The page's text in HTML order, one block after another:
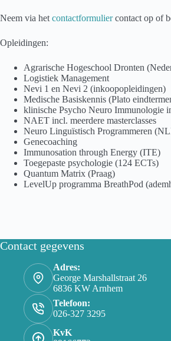
Neem via het contactformuliercontact op of
Opleidingen:
Agrarische Hogeschool Dronten
Logistiek Management
Nevi 1 en Nevi 2 (inkoopopleidingen)
Medische Basiskennis (Plato
klinische Psycho Neuro Immunologie
NAET incl. meerdere masterclasses
Neuro Linguïstisch Programmeren
Genecoaching
Immunosation through Energy (ITE)
Toegepaste psychologie (124 ECTs)
Quantum Matrix (Praag)
LevelUp programma BreathPod
Contact gegevens
Adres:
George Marshallstraat 26
6836 KW Arnhem
Telefoon:
026-327 3295
KvK